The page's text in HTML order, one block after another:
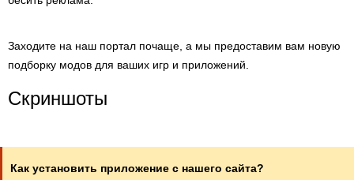
Заходите на наш портал почаще, а мы предоставим вам новую
подборку модов для ваших игр и приложений.
Скриншоты
Как установить приложение с нашего сайта?